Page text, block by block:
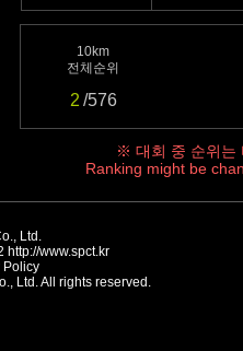
10km
전체순위
2 /576
※ 대회 중 순위는
Ranking might be
Ltd.
http://www.spct.kr
Policy
Ltd. All rights reserved.